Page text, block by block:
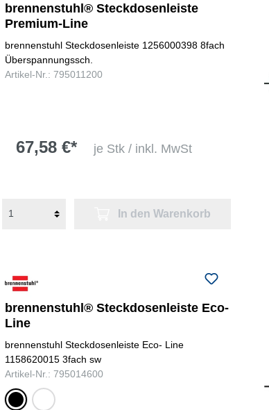
brennenstuhl® Steckdosenleiste
Premium-Line
brennenstuhl Steckdosenleiste 1256000398 8fach
Überspannungssch.
Artikel-Nr.: 795011200
67,58 €* je Stk / inkl. MwSt
In den Warenkorb
brennenstuhl® Steckdosenleiste Eco-
Line
brennenstuhl Steckdosenleiste Eco- Line
1158620015 3fach sw
Artikel-Nr.: 795014600
schwarzweiß